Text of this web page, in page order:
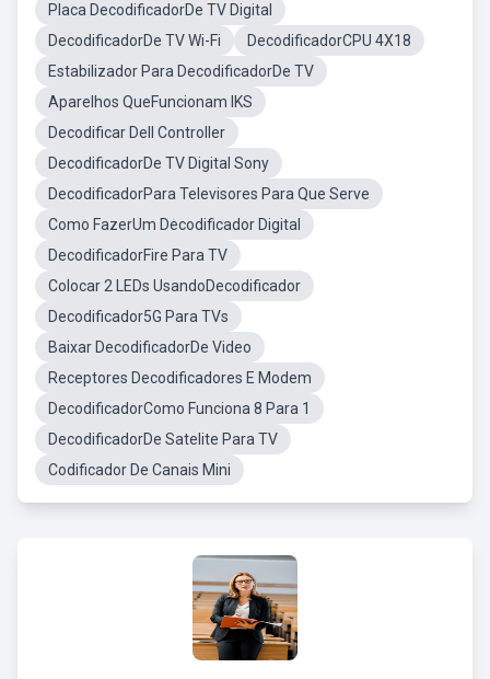
Placa DecodificadorDe TV Digital
DecodificadorDe TV Wi-Fi
DecodificadorCPU 4X18
Estabilizador Para DecodificadorDe TV
Aparelhos QueFuncionam IKS
Decodificar Dell Controller
DecodificadorDe TV Digital Sony
DecodificadorPara Televisores Para Que Serve
Como FazerUm Decodificador Digital
DecodificadorFire Para TV
Colocar 2 LEDs UsandoDecodificador
Decodificador5G Para TVs
Baixar DecodificadorDe Video
Receptores Decodificadores E Modem
DecodificadorComo Funciona 8 Para 1
DecodificadorDe Satelite Para TV
Codificador De Canais Mini